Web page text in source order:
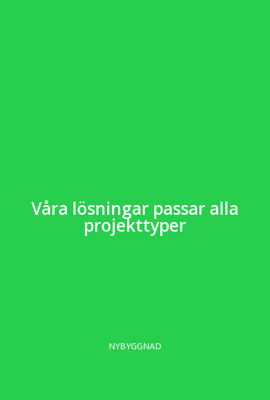
Våra lösningar passar alla
projekttyper
NYBYGGNAD